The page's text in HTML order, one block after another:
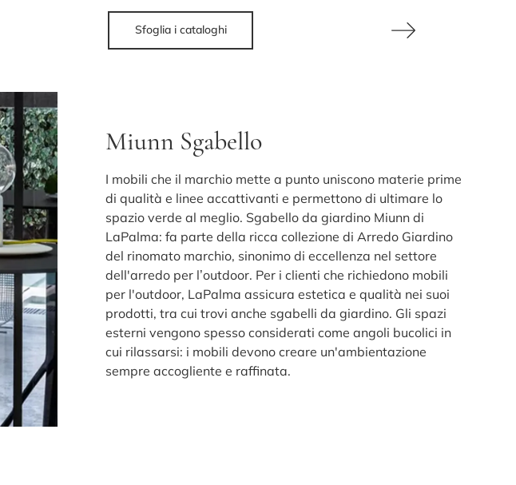
Sfoglia i cataloghi
Miunn Sgabello
I mobili che il marchio mette a punto uniscono materie prime
di qualità e linee accattivanti e permettono di ultimare lo
spazio verde al meglio. Sgabello da giardino Miunn di
LaPalma: fa parte della ricca collezione di Arredo Giardino
del rinomato marchio, sinonimo di eccellenza nel settore
dell'arredo per l’outdoor. Per i clienti che richiedono mobili
per l'outdoor, LaPalma assicura estetica e qualità nei suoi
prodotti, tra cui trovi anche sgabelli da giardino. Gli spazi
esterni vengono spesso considerati come angoli bucolici in
cui rilassarsi: i mobili devono creare un'ambientazione
sempre accogliente e raffinata.